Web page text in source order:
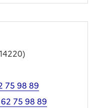
75 98 89
75 98 89